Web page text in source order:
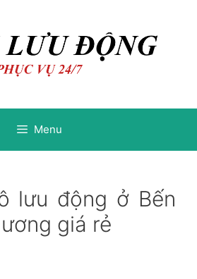
Menu
lưu động ở Bến
giá rẻ